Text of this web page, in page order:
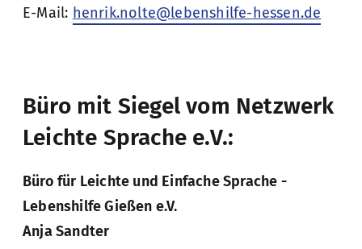
E-Mail: henrik.nolte@lebenshilfe-hessen.de
Büro mit Siegel vom Netzwerk
Leichte Sprache e.V.:
Büro für Leichte und Einfache Sprache -
Lebenshilfe Gießen e.V.
Anja Sandter